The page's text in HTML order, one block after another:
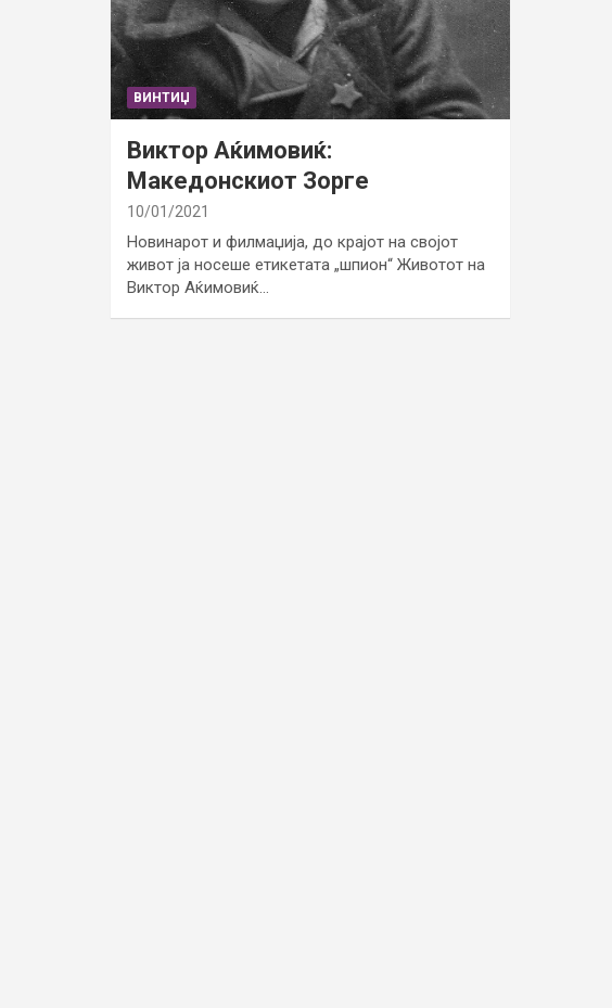
ВИНТИЏ
Виктор Аќимовиќ:
Македонскиот Зорге
10/01/2021
Новинарот и филмаџија, до крајот на својот
живот ја носеше етикетата „шпион“ Животот на
Виктор Аќимовиќ…